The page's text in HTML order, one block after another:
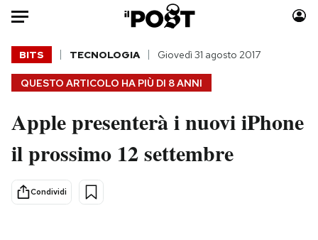
Auto
HOME
Italia
Politica
Tecnologia
Internet
Moda
Consumismi
QUESTO ARTICOLO HA PIÙ DI 8 ANNI
BITS TECNOLOGIA Giovedì 31 agosto 2017
Apple presenterà i nuovi iPhone
il prossimo 12 settembre
Condividi